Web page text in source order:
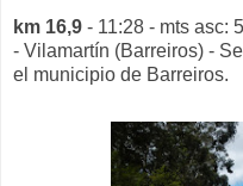
km 16,9 - 11:28 - mts asc:
- Vilamartín (Barreiros) -
el municipio de Barreiros.